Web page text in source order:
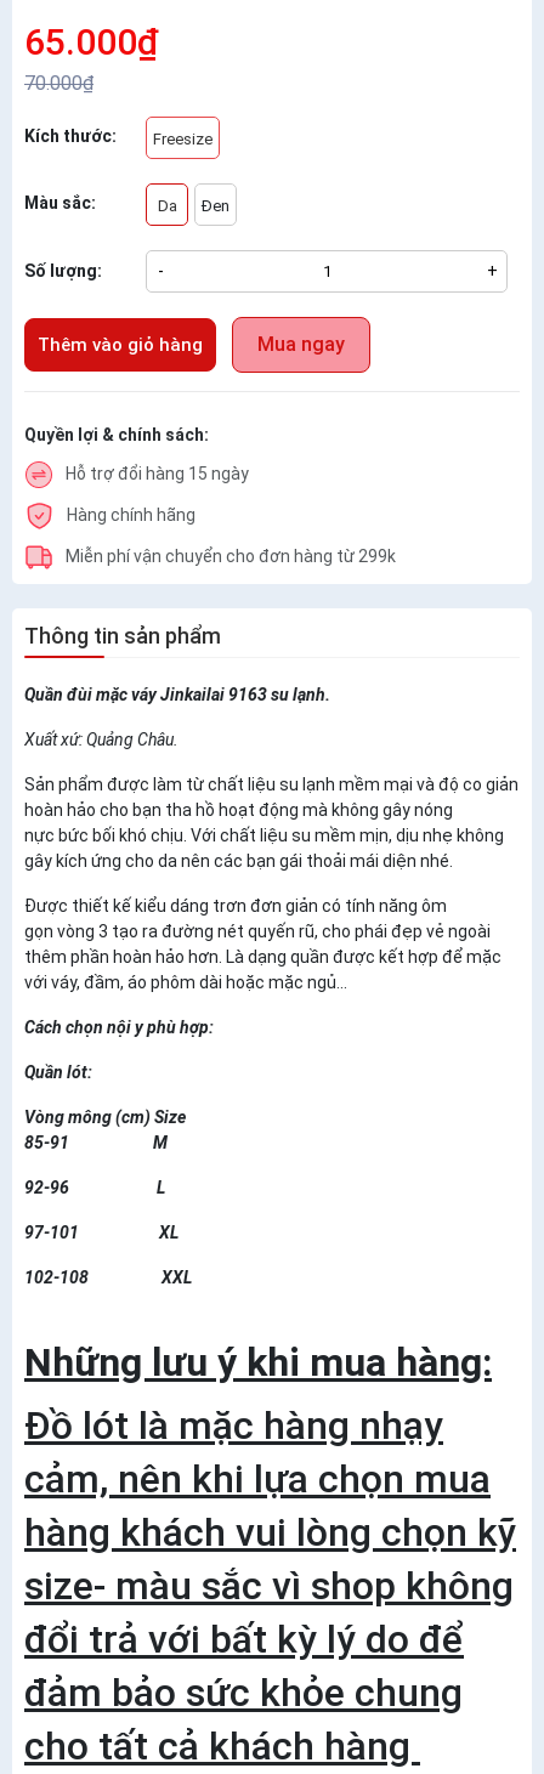
65.000₫
70.000₫
Kích thước: Freesize
Màu sắc: Da Đen
Số lượng: - +
Thêm vào giỏ hàng Mua ngay
Quyền lợi & chính sách:
Hỗ trợ đổi hàng 15 ngày
Hàng chính hãng
Miễn phí vận chuyển cho đơn hàng từ 299k
Thông tin sản phẩm
Quần đùi mặc váy Jinkailai 9163 su lạnh.
Xuất xứ: Quảng Châu.
Sản phẩm được làm từ chất liệu su lạnh mềm mại và độ co giản
hoàn hảo cho bạn tha hồ hoạt động mà không gây nóng
nực bức bối khó chịu. Với chất liệu su mềm mịn, dịu nhẹ không
gây kích ứng cho da nên các bạn gái thoải mái diện nhé.
Được thiết kế kiểu dáng trơn đơn giản có tính năng ôm
gọn vòng 3 tạo ra đường nét quyến rũ, cho phái đẹp vẻ ngoài
thêm phần hoàn hảo hơn. Là dạng quần được kết hợp để mặc
với váy, đầm, áo phôm dài hoặc mặc ngủ...
Cách chọn nội y phù hợp:
Quần lót:
Vòng mông (cm) Size
85-91 M
92-96 L
97-101 XL
102-108 XXL
Những lưu ý khi mua hàng:
Đồ lót là mặc hàng nhạy
cảm, nên khi lựa chọn mua
hàng khách vui lòng chọn kỹ
size- màu sắc vì shop không
đổi trả với bất kỳ lý do để
đảm bảo sức khỏe chung
cho tất cả khách hàng